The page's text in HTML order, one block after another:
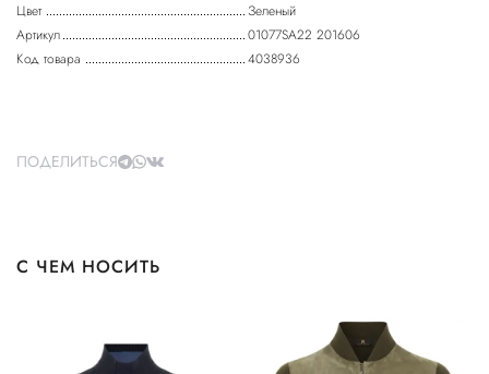
Цвет
Зеленый
Артикул
01077SA22 201606
Код товара
4038936
ПОДЕЛИТЬСЯ
С ЧЕМ НОСИТЬ